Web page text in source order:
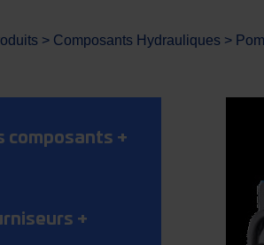
> Composants Hydrauliques >
composants +
+